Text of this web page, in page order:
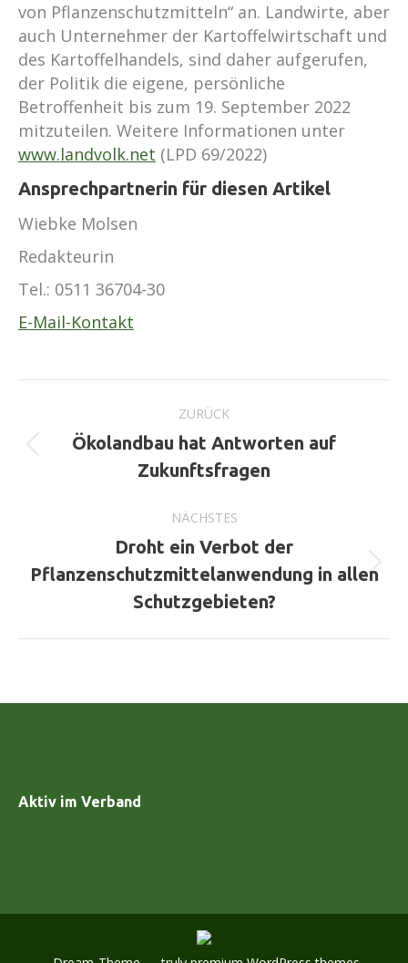
von Pflanzenschutzmitteln“ an. Landwirte, aber
auch Unternehmer der Kartoffelwirtschaft und
des Kartoffelhandels, sind daher aufgerufen,
der Politik die eigene, persönliche
Betroffenheit bis zum 19. September 2022
mitzuteilen. Weitere Informationen unter
www.landvolk.net (LPD 69/2022)
Ansprechpartnerin für diesen Artikel
Wiebke Molsen
Redakteurin
Tel.: 0511 36704-30
E-Mail-Kontakt
ZURÜCK
Vorheriger
Beitrag:
Ökolandbau hat Antworten auf
Zukunftsfragen
NÄCHSTES
Nächster
Beitrag:
Droht ein Verbot der
Pflanzenschutzmittelanwendung in allen
Schutzgebieten?
Aktiv im Verband